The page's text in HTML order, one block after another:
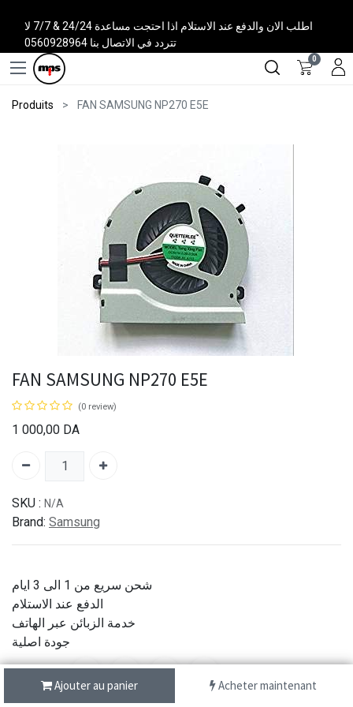
اطلب الان والدفع عند الاستلام اذا احتجت مساعدة 24/24 & 7/7 لا
تتردد في الاتصال بنا 0560928964
0
Produits FAN SAMSUNG NP270 E5E
Ajouter au panier Acheter maintenant
FAN SAMSUNG NP270 E5E
(0 review)
1 000,00 DA
SKU : N/A
Brand: Samsung
شحن سريع من 1 الى 3 ايام
الدفع عند الاستلام
خدمة الزبائن عبر الهاتف
جودة اصلية
Partager :